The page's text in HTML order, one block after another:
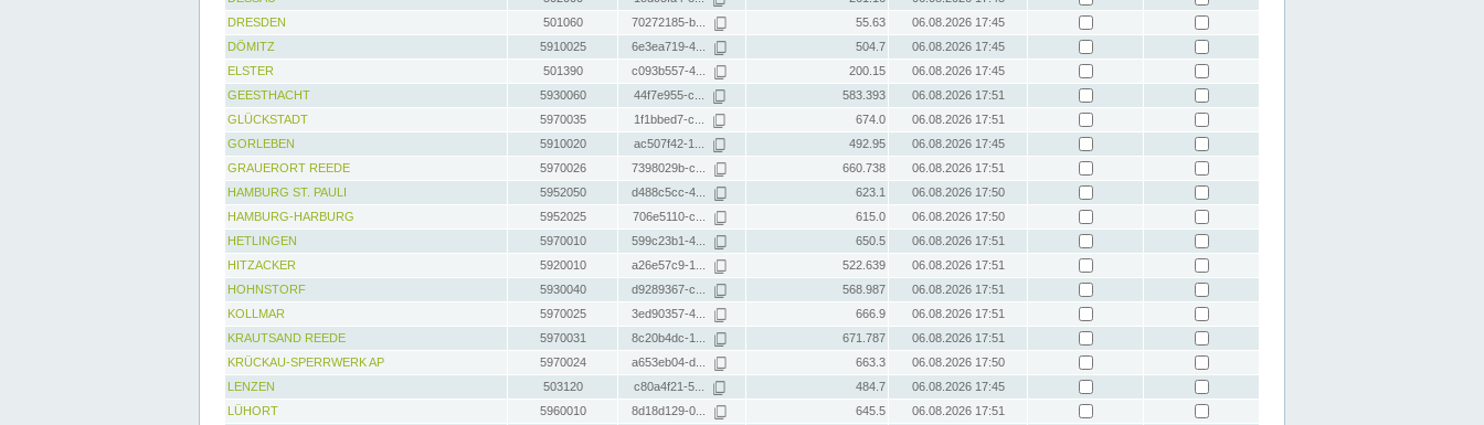
DRESDEN
501060 70272185-b... 55.63
06.08.2026 17:45
DÖMITZ
5910025 6e3ea719-4... 504.7
06.08.2026 17:45
ELSTER
501390 c093b557-4... 200.15
06.08.2026 17:45
GEESTHACHT
5930060 44f7e955-c... 583.393
06.08.2026 17:51
GLÜCKSTADT
5970035 1f1bbed7-c... 674.0
06.08.2026 17:51
GORLEBEN
5910020 ac507f42-1... 492.95
06.08.2026 17:45
GRAUERORT REEDE
5970026 7398029b-c... 660.738
06.08.2026 17:51
HAMBURG ST. PAULI
5952050 d488c5cc-4... 623.1
06.08.2026 17:50
HAMBURG-HARBURG
5952025 706e5110-c... 615.0
06.08.2026 17:50
HETLINGEN
5970010 599c23b1-4... 650.5
06.08.2026 17:51
HITZACKER
5920010 a26e57c9-1... 522.639
06.08.2026 17:51
HOHNSTORF
5930040 d9289367-c... 568.987
06.08.2026 17:51
KOLLMAR
5970025 3ed90357-4... 666.9
06.08.2026 17:51
KRAUTSAND REEDE
5970031 8c20b4dc-1... 671.787
06.08.2026 17:51
KRÜCKAU-SPERRWERK AP
5970024 a653eb04-d... 663.3
06.08.2026 17:50
LENZEN
503120 c80a4f21-5... 484.7
06.08.2026 17:45
LÜHORT
5960010 8d18d129-0... 645.5
06.08.2026 17:51